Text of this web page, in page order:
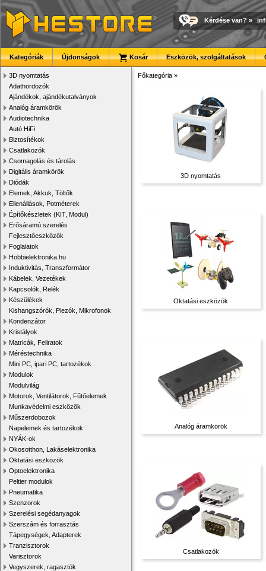
Kérdése van? »
Kategóriák Újdonságok Kosár Eszközök, szolgáltatások
3D nyomtatás
Adathordozók
Ajándékok, ajándékutalványok
Analóg áramkörök
Audiotechnika
Autó HiFi
Biztosítékok
Csatlakozók
Csomagolás és tárolás
Digitális áramkörök
Diódák
Elemek, Akkuk, Töltők
Ellenállások, Potméterek
Építőkészletek (KIT, Modul)
Erősáramú szerelés
Fejlesztőeszközök
Foglalatok
Hobbielektronika.hu
Induktivitás, Transzformátor
Kábelek, Vezetékek
Kapcsolók, Relék
Készülékek
Kishangszórók, Piezók, Mikrofonok
Kondenzátor
Kristályok
Matricák, Feliratok
Méréstechnika
Mini PC, ipari PC, tartozékok
Modulok
Modulvilág
Motorok, Ventilátorok, Fűtőelemek
Munkavédelmi eszközök
Műszerdobozok
Napelemek és tartozékok
NYÁK-ok
Okosotthon, Lakáselektronika
Oktatási eszközök
Optoelektronika
Peltier modulok
Pneumatika
Szenzorok
Szerelési segédanyagok
Szerszám és forrasztás
Tápegységek, Adapterek
Tranzisztorok
Varisztorok
Vegyszerek, ragasztók
Főkategória »
3D nyomtatás
Oktatási eszközök
Analóg áramkörök
Csatlakozók